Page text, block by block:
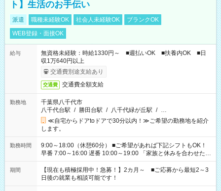
ト】生活のお手伝い
派遣 職種未経験OK 社会人未経験OK
ブランクOK
WEB登録・面接OK
給与
無資格未経験：時給1330円～ ■週払いOK ■扶養内OK ■日
収1万640円以上
交通費別途支給あり
交通費 交通費全額支給
勤務地
千葉県八千代市
八千代台駅 / 勝田台駅 / 八千代緑が丘駅 / …
≪自宅からドアtoドアで30分以内！≫ご希望の勤務地を紹介
します。
勤務時間
9:00～18:00（休憩60分） ■ご希望があれば下記シフトもOK！
早番 7:00～16:00 遅番 10:00～19:00 「家族と休みを合わせた
い」 「余裕を持って夕飯の準備がしたい」 「できれば残業はし
たくない」 など、ご希望を教えてくださいね。 ※Wワーク希望
の方へ 今ご覧のお仕事で希望する勤務時間と、もう1つのお仕事
の勤務時間。 合計で週40時間を超える場合は応募できません。
期間
【現在も積極採用中！急募！】2カ月～ ■ご応募から最短2～3
日後の就業も相談可能です！